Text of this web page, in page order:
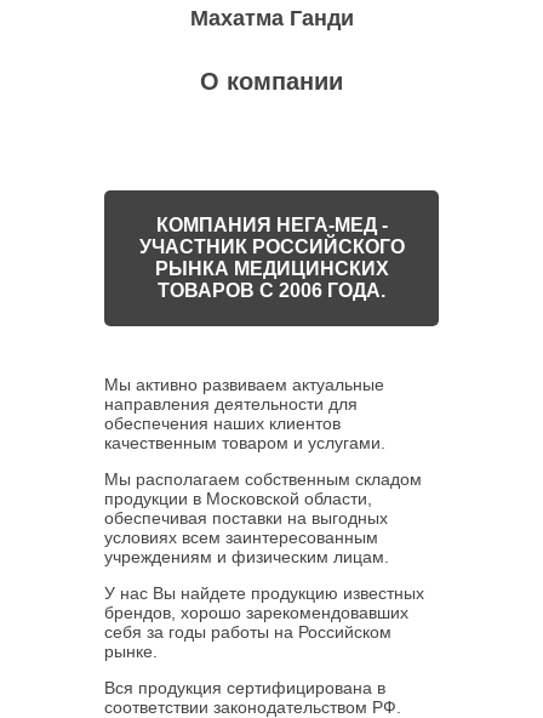
Махатма Ганди
О компании
КОМПАНИЯ НЕГА-МЕД -
УЧАСТНИК РОССИЙСКОГО
РЫНКА МЕДИЦИНСКИХ
ТОВАРОВ С 2006 ГОДА.
Мы активно развиваем актуальные
направления деятельности для
обеспечения наших клиентов
качественным товаром и услугами.
Мы располагаем собственным складом
продукции в Московской области,
обеспечивая поставки на выгодных
условиях всем заинтересованным
учреждениям и физическим лицам.
У нас Вы найдете продукцию известных
брендов, хорошо зарекомендовавших
себя за годы работы на Российском
рынке.
Вся продукция сертифицирована в
соответствии законодательством РФ.